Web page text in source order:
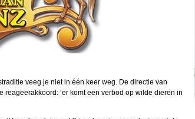
veeg je niet in één keer weg. De directie van
‘er komt een verbod op wilde dieren in